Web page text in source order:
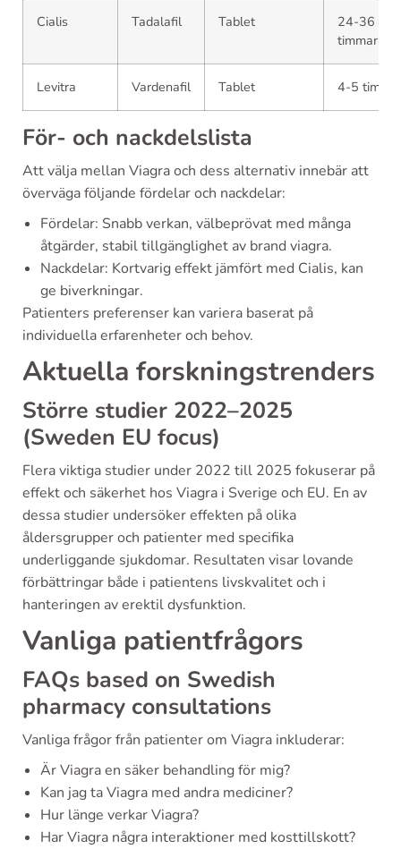
Cialis Tadalafil Tablet
24-36
timmar
Levitra Vardenafil Tablet 4-5
För- och nackdelslista
Att välja mellan Viagra och dess alternativ innebär att
överväga följande fördelar och nackdelar:
Fördelar: Snabb verkan, välbeprövat med många
åtgärder, stabil tillgänglighet av brand viagra.
Nackdelar: Kortvarig effekt jämfört med Cialis, kan
ge biverkningar.
Patienters preferenser kan variera baserat på
individuella erfarenheter och behov.
Aktuella forskningstrenders
Större studier 2022–2025
(Sweden EU focus)
Flera viktiga studier under 2022 till 2025 fokuserar på
effekt och säkerhet hos Viagra i Sverige och EU. En av
dessa studier undersöker effekten på olika
åldersgrupper och patienter med specifika
underliggande sjukdomar. Resultaten visar lovande
förbättringar både i patientens livskvalitet och i
hanteringen av erektil dysfunktion.
Vanliga patientfrågors
FAQs based on Swedish
pharmacy consultations
Vanliga frågor från patienter om Viagra inkluderar:
Är Viagra en säker behandling för mig?
Kan jag ta Viagra med andra mediciner?
Hur länge verkar Viagra?
Har Viagra några interaktioner med kosttillskott?